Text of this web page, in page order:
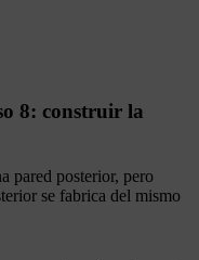
8: construir la
pared posterior, pero
se fabrica del mismo